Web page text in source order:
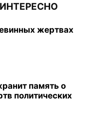
жертвах
память о
политических